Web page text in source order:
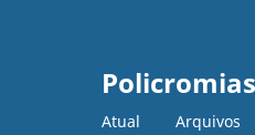
Atual Arquivos